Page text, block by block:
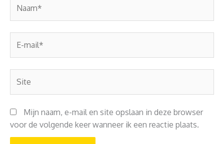
mail*
Mijn naam, e-mail en site opslaan in deze browser
voor de volgende keer wanneer ik een reactie plaats.